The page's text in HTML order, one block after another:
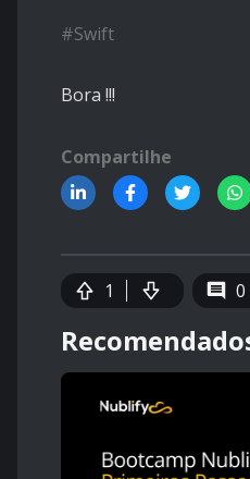
#Swift
Bora !!!
Compartilhe
1 0